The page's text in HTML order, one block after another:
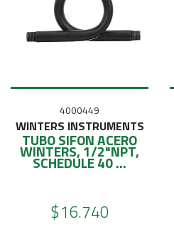
4000449
WINTERS INSTRUMENTS
TUBO SIFON ACERO
WINTERS, 1/2"NPT,
SCHEDULE 40 ...
$16.740